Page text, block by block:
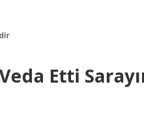
Etti